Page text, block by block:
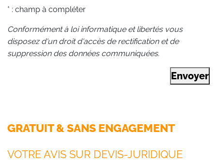
* : champ à compléter
Conformément à loi informatique et libertés vous
disposez d'un droit d'accès de rectification et de
suppression des données communiquées.
Envoyer
GRATUIT & SANS ENGAGEMENT
VOTRE AVIS SUR DEVIS-JURIDIQUE